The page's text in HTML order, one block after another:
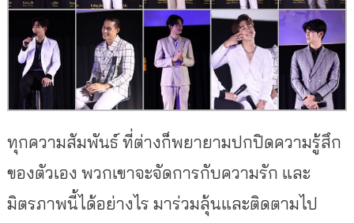
ทุกความสัมพันธ์ ที่ต่างก็พยายามปกปิดความรู้สึก
ของตัวเอง พวกเขาจะจัดการกับความรัก และ
มิตรภาพนี้ได้อย่างไร มาร่วมลุ้นและติดตามไป